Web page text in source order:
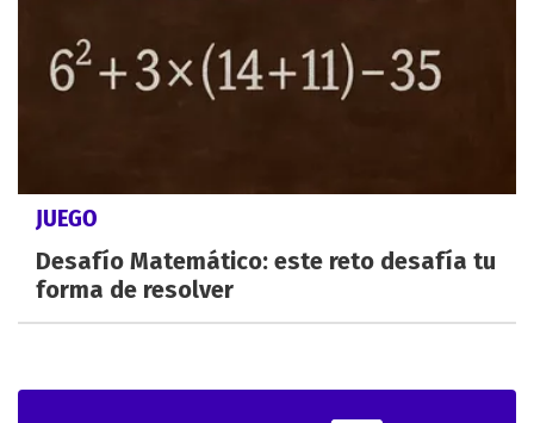
JUEGO
Desafío Matemático: este reto desafía tu
forma de resolver